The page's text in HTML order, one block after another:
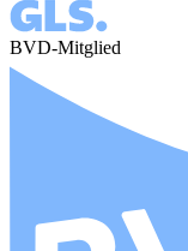
BVD-Mitglied